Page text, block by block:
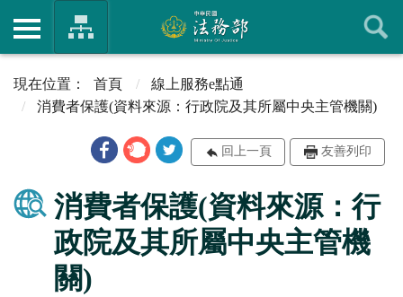
首頁
線上服務e點通
消費者保護(資料來源：行政院及其所屬中央主管機關)
回上一頁 友善列印
消費者保護(資料來源：行
政院及其所屬中央主管機
關)